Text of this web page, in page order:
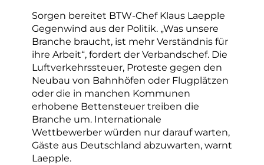
Sorgen bereitet BTW-Chef Klaus Laepple
Gegenwind aus der Politik. „Was unsere
Branche braucht, ist mehr Verständnis für
ihre Arbeit“, fordert der Verbandschef. Die
Luftverkehrssteuer, Proteste gegen den
Neubau von Bahnhöfen oder Flugplätzen
oder die in manchen Kommunen
erhobene Bettensteuer treiben die
Branche um. Internationale
Wettbewerber würden nur darauf warten,
Gäste aus Deutschland abzuwarten, warnt
Laepple.